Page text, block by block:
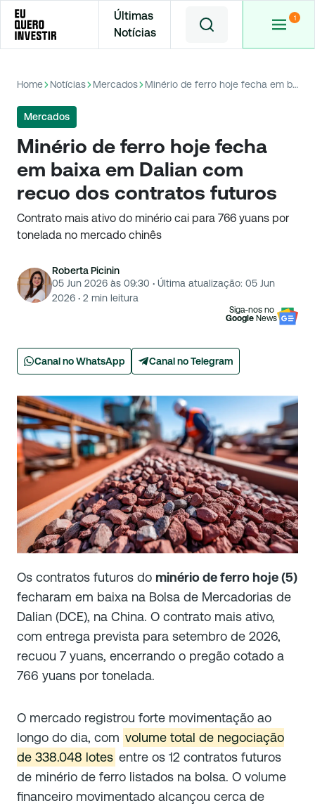
Últimas
Notícias
Home Notícias Mercados Minério de ferro hoje fecha em baixa em Dalian com recuo dos contratos futuros
Mercados
Minério de ferro hoje fecha
em baixa em Dalian com
recuo dos contratos futuros
Contrato mais ativo do minério cai para 766 yuans por
tonelada no mercado chinês
Roberta Picinin
05 Jun 2026 às 09:30 · Última atualização: 05 Jun
2026 · 2 min leitura
Siga-nos no
Google News
Canal no WhatsApp Canal no Telegram
Os contratos futuros do minério de ferro hoje (5)
fecharam em baixa na Bolsa de Mercadorias de
Dalian (DCE), na China. O contrato mais ativo,
com entrega prevista para setembro de 2026,
recuou 7 yuans, encerrando o pregão cotado a
766 yuans por tonelada.
O mercado registrou forte movimentação ao
longo do dia, com volume total de negociação
de 338.048 lotes entre os 12 contratos futuros
de minério de ferro listados na bolsa. O volume
financeiro movimentado alcançou cerca de